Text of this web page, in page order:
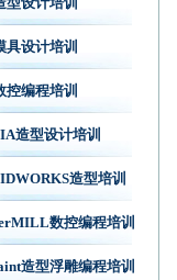
具设计培训
控编程培训
造型设计培训
造型培训
数控编程培训
造型浮雕编程培训